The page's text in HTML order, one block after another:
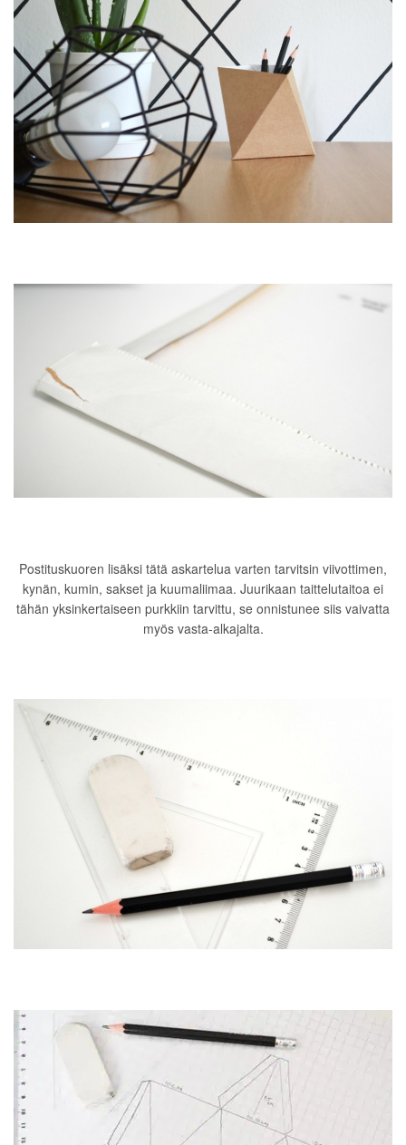
Postituskuoren lisäksi tätä askartelua varten tarvitsin viivottimen,
kynän, kumin, sakset ja kuumaliimaa. Juurikaan taittelutaitoa ei
tähän yksinkertaiseen purkkiin tarvittu, se onnistunee siis vaivatta
myös vasta-alkajalta.